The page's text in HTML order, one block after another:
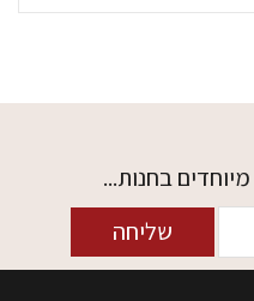
בחנות...
שליחה